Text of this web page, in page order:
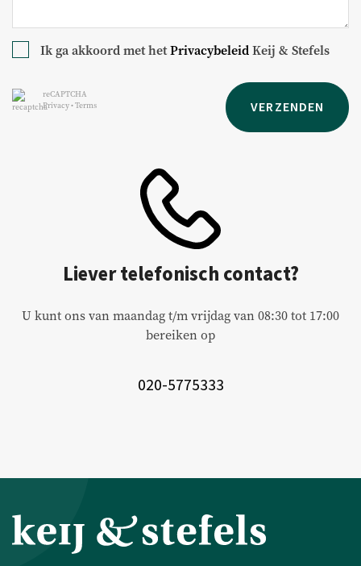
Ik ga akkoord met hetPrivacybeleidKeij & Stefels
reCAPTCHA
Privacy•Terms VERZENDEN
Liever telefonisch contact?
U kunt ons van maandag t/m vrijdag van 08:30 tot 17:00
bereiken op
020-5775333